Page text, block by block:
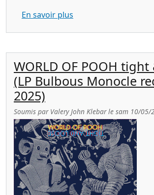
En savoir plus
WORLD OF POOH tight
(LP Bulbous Monocle
2025)
Soumis par Valery John Klebarle sam 10/05/